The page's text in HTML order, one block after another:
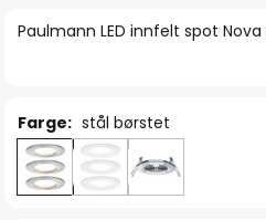
Paulmann LED innfelt spot
Farge: stål børstet